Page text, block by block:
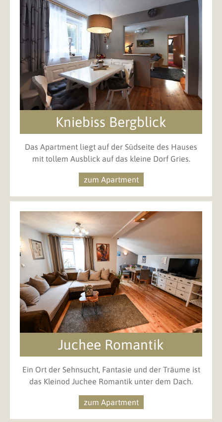
Kniebiss Bergblick
Das Apartment liegt auf der Südseite des Hauses
mit tollem Ausblick auf das kleine Dorf Gries.
zum Apartment
Juchee Romantik
Ein Ort der Sehnsucht, Fantasie und der Träume ist
das Kleinod Juchee Romantik unter dem Dach.
zum Apartment